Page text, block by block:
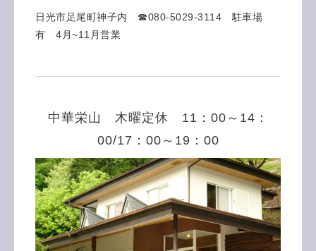
日光市足尾町神子内 ☎080-5029-3114 駐車場
有 4月~11月営業
中華栄山 木曜定休 11：00～14：
00/17：00～19：00